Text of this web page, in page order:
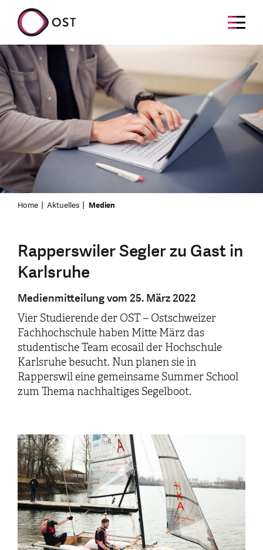
Home Aktuelles Medien
Rapperswiler Segler zu Gast in
Karlsruhe
Medienmitteilung vom 25. März 2022
Vier Studierende der OST – Ostschweizer
Fachhochschule haben Mitte März das
studentische Team ecosail der Hochschule
Karlsruhe besucht. Nun planen sie in
Rapperswil eine gemeinsame Summer School
zum Thema nachhaltiges Segelboot.